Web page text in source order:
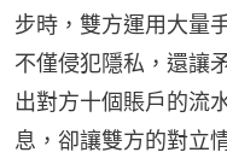
步時，雙方運用大量
不僅侵犯隱私，還讓
出對方十個賬戶的流
息，卻讓雙方的對立